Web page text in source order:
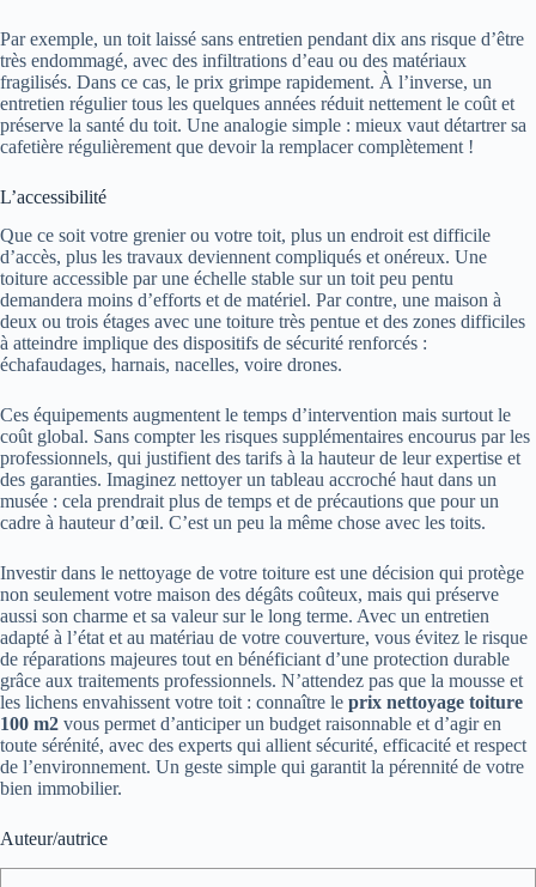
Par exemple, un toit laissé sans entretien pendant dix ans risque d’être
très endommagé, avec des infiltrations d’eau ou des matériaux
fragilisés. Dans ce cas, le prix grimpe rapidement. À l’inverse, un
entretien régulier tous les quelques années réduit nettement le coût et
préserve la santé du toit. Une analogie simple : mieux vaut détartrer sa
cafetière régulièrement que devoir la remplacer complètement !
L’accessibilité
Que ce soit votre grenier ou votre toit, plus un endroit est difficile
d’accès, plus les travaux deviennent compliqués et onéreux. Une
toiture accessible par une échelle stable sur un toit peu pentu
demandera moins d’efforts et de matériel. Par contre, une maison à
deux ou trois étages avec une toiture très pentue et des zones difficiles
à atteindre implique des dispositifs de sécurité renforcés :
échafaudages, harnais, nacelles, voire drones.
Ces équipements augmentent le temps d’intervention mais surtout le
coût global. Sans compter les risques supplémentaires encourus par les
professionnels, qui justifient des tarifs à la hauteur de leur expertise et
des garanties. Imaginez nettoyer un tableau accroché haut dans un
musée : cela prendrait plus de temps et de précautions que pour un
cadre à hauteur d’œil. C’est un peu la même chose avec les toits.
Investir dans le nettoyage de votre toiture est une décision qui protège
non seulement votre maison des dégâts coûteux, mais qui préserve
aussi son charme et sa valeur sur le long terme. Avec un entretien
adapté à l’état et au matériau de votre couverture, vous évitez le risque
de réparations majeures tout en bénéficiant d’une protection durable
grâce aux traitements professionnels. N’attendez pas que la mousse et
les lichens envahissent votre toit : connaître le prix nettoyage toiture
100 m2 vous permet d’anticiper un budget raisonnable et d’agir en
toute sérénité, avec des experts qui allient sécurité, efficacité et respect
de l’environnement. Un geste simple qui garantit la pérennité de votre
bien immobilier.
Auteur/autrice